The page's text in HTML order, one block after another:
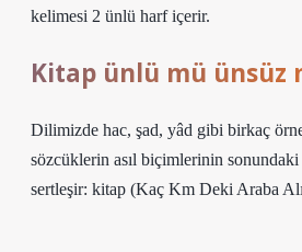
kelimesi 2 ünlü harf içerir.
Kitap ünlü mü ünsüz
Dilimizde hac, şad, yâd gibi birkaç
sözcüklerin asıl biçimlerinin
sertleşir: kitap (Kaç Km Deki Araba